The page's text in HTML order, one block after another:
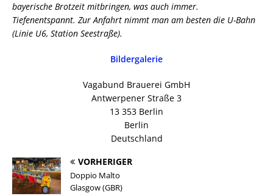
bayerische Brotzeit mitbringen, was auch immer.
Tiefenentspannt. Zur Anfahrt nimmt man am besten die U-Bahn
(Linie U6, Station Seestraße).
Bildergalerie
Vagabund Brauerei GmbH
Antwerpener Straße 3
13 353 Berlin
Berlin
Deutschland
VORHERIGER
Doppio Malto
Glasgow (GBR)